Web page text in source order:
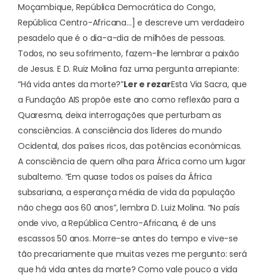
Moçambique, República Democrática do Congo,
República Centro-Africana…] e descreve um verdadeiro
pesadelo que é o dia-a-dia de milhões de pessoas.
Todos, no seu sofrimento, fazem-lhe lembrar a paixão
de Jesus. E D. Ruiz Molina faz uma pergunta arrepiante:
“Há vida antes da morte?”Ler e rezarEsta Via Sacra, que
a Fundação AIS propõe este ano como reflexão para a
Quaresma, deixa interrogações que perturbam as
consciências. A consciência dos líderes do mundo
Ocidental, dos países ricos, das potências económicas.
A consciência de quem olha para África como um lugar
subalterno. “Em quase todos os países da África
subsariana, a esperança média de vida da população
não chega aos 60 anos”, lembra D. Luiz Molina. “No país
onde vivo, a República Centro-Africana, é de uns
escassos 50 anos. Morre-se antes do tempo e vive-se
tão precariamente que muitas vezes me pergunto: será
que há vida antes da morte? Como vale pouco a vida